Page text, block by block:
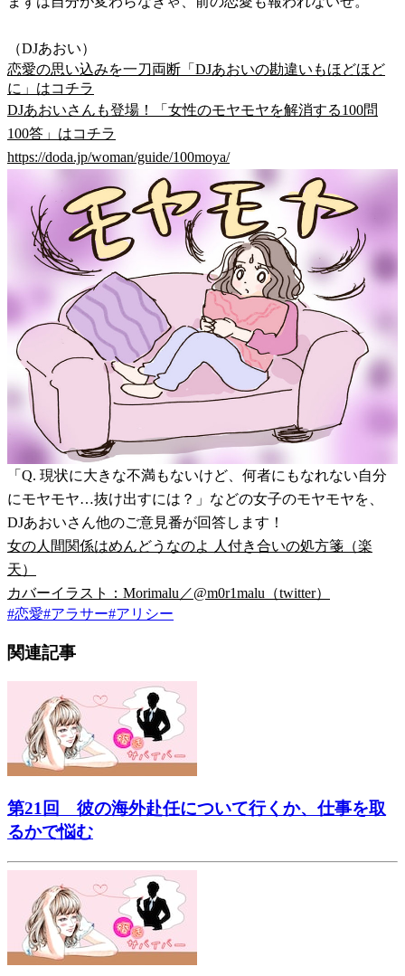
（DJあおい）
恋愛の思い込みを一刀両断「DJあおいの勘違いもほどほど
に」はコチラ
DJあおいさんも登場！「女性のモヤモヤを解消する100問
100答」はコチラ
https://doda.jp/woman/guide/100moya/
「Q. 現状に大きな不満もないけど、何者にもなれない自分
にモヤモヤ…抜け出すには？」などの女子のモヤモヤを、
DJあおいさん他のご意見番が回答します！
女の人間関係はめんどうなのよ 人付き合いの処方箋（楽
天）
カバーイラスト：Morimalu／@m0r1malu（twitter）
#恋愛#アラサー#アリシー
関連記事
第21回 彼の海外赴任について行くか、仕事を取
るかで悩む